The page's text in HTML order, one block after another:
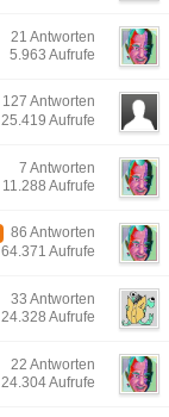
21 Antworten
5.963 Aufrufe
127 Antworten
25.419 Aufrufe
7 Antworten
11.288 Aufrufe
86 Antworten
64.371 Aufrufe
33 Antworten
24.328 Aufrufe
22 Antworten
24.304 Aufrufe